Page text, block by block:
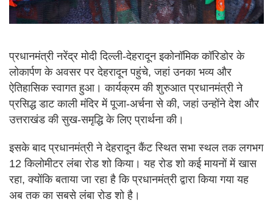
प्रधानमंत्री नरेंद्र मोदी दिल्ली-देहरादून इकोनॉमिक कॉरिडोर के
लोकार्पण के अवसर पर देहरादून पहुंचे, जहां उनका भव्य और
ऐतिहासिक स्वागत हुआ। कार्यक्रम की शुरुआत प्रधानमंत्री ने
प्रसिद्ध डाट काली मंदिर में पूजा-अर्चना से की, जहां उन्होंने देश और
उत्तराखंड की सुख-समृद्धि के लिए प्रार्थना की।
इसके बाद प्रधानमंत्री ने देहरादून कैंट स्थित सभा स्थल तक लगभग
12 किलोमीटर लंबा रोड शो किया। यह रोड शो कई मायनों में खास
रहा, क्योंकि बताया जा रहा है कि प्रधानमंत्री द्वारा किया गया यह
अब तक का सबसे लंबा रोड शो है।